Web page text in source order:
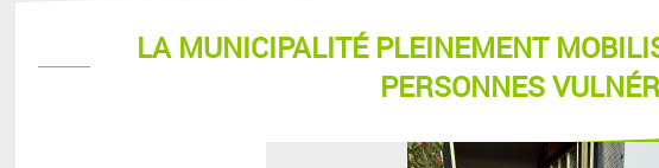
LA MUNICIPALITÉ PLEINEMENT
PERSONNES